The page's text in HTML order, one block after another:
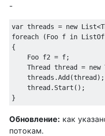
-
var threads = new
foreach (Foo f in
{
    Foo f2 = f;
    Thread thread =
new
    threads.Add(thread);
    thread.Start();
Обновление: как
потокам.